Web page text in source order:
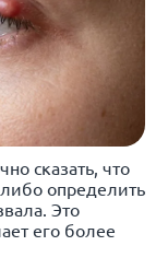
сказать, что
определить
Это
его более